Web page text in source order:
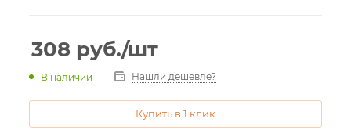
308 руб./шт
В наличии Нашли дешевле?
Купить в 1 клик